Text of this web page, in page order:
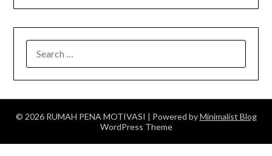
FOR:
© 2026 RUMAH PENA MOTIVASI | Powered byMinimalist Blog
WordPress Theme